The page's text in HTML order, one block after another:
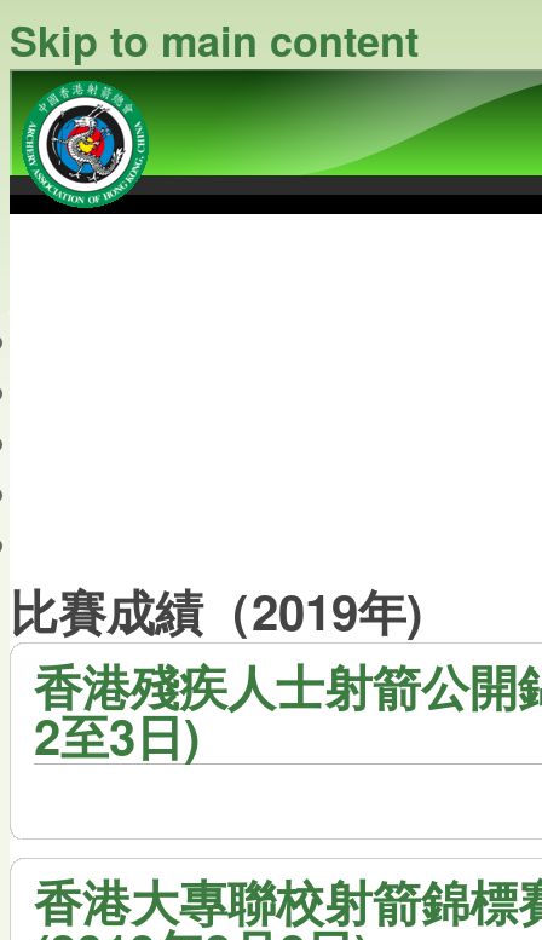
Skip to main content
比賽成績（2019年)
香港殘疾人士射箭公開
2至3日)
香港大專聯校射箭錦